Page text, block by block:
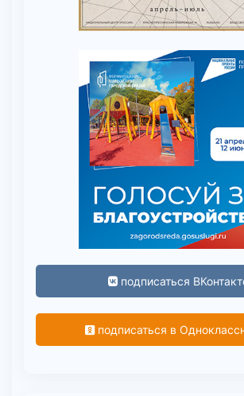
подписаться
подписаться в